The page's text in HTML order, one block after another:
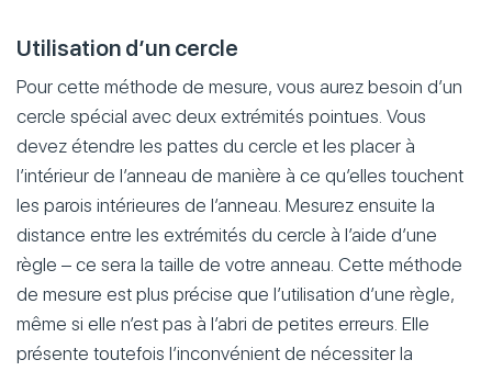
Utilisation d’un cercle
Pour cette méthode de mesure, vous aurez besoin d’un
cercle spécial avec deux extrémités pointues. Vous
devez étendre les pattes du cercle et les placer à
l’intérieur de l’anneau de manière à ce qu’elles touchent
les parois intérieures de l’anneau. Mesurez ensuite la
distance entre les extrémités du cercle à l’aide d’une
règle – ce sera la taille de votre anneau. Cette méthode
de mesure est plus précise que l’utilisation d’une règle,
même si elle n’est pas à l’abri de petites erreurs. Elle
présente toutefois l’inconvénient de nécessiter la